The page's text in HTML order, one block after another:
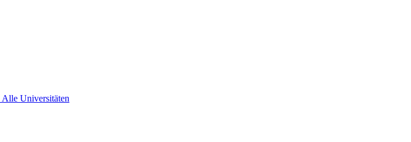
Alle Universitäten